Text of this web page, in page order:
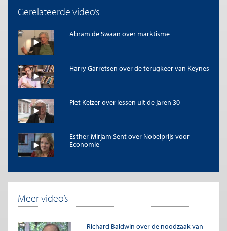
Gerelateerde video’s
Abram de Swaan over marktisme
Harry Garretsen over de terugkeer van Keynes
Piet Keizer over lessen uit de jaren 30
Esther-Mirjam Sent over Nobelprijs voor
Economie
Meer video’s
Richard Baldwin over de noodzaak van